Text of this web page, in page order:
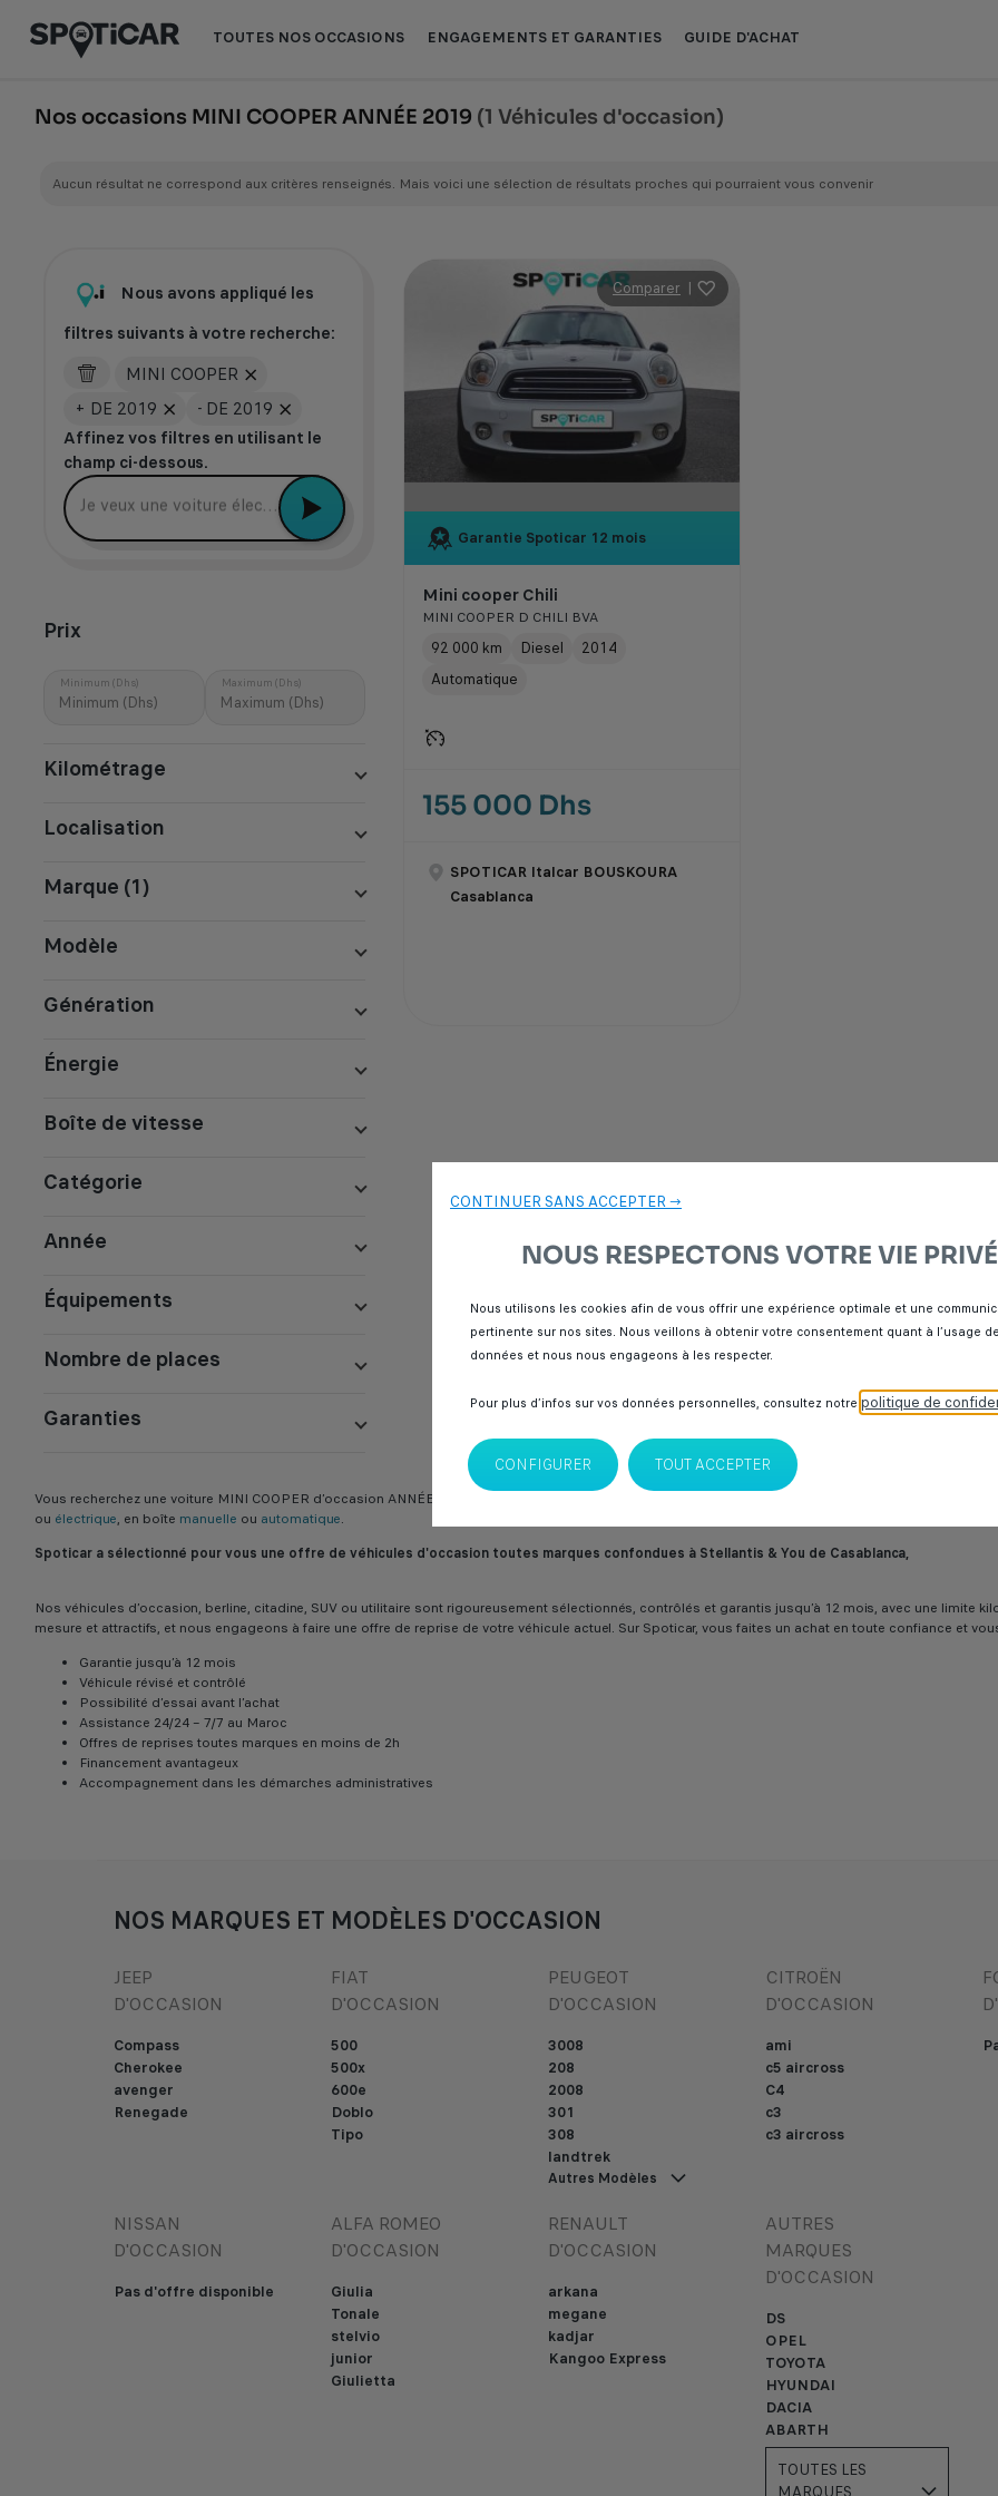
contenu
TOUTES NOS OCCASIONS ENGAGEMENTS ET GARANTIES GUIDE D'ACHAT
Nos occasions MINI COOPER ANNÉE 2019 (1 Véhicules d'occasion)
Aucun résultat ne correspond aux critères renseignés. Mais voici une sélection de résultats proches qui pourraient vous convenir
Nous avons appliqué les
filtres suivants à votre recherche:
MINI COOPER
+ DE 2019
- DE 2019
Affinez vos filtres en utilisant le
champ ci-dessous.
Je veux une voiture électrique récente
Prix
Minimum (Dhs) Maximum (Dhs)
Kilométrage
Localisation
Marque (1)
Modèle
Génération
Énergie
Boîte de vitesse
Catégorie
Année
Équipements
Nombre de places
Garanties
Comparer |
Garantie Spoticar 12 mois
Mini cooper Chili
MINI COOPER D CHILI BVA
92 000 km Diesel
2014
Automatique
155 000 Dhs
SPOTICAR Italcar BOUSKOURA
Casablanca
Vous recherchez une voiture MINI COOPER d’occasion ANNÉE 2019? Découvrez sur Spoticar notre sélection de
ou électrique, en boîte manuelle ou automatique.
Spoticar a sélectionné pour vous une offre de véhicules d'occasion toutes marques confondues à Stellantis & You de Casablanca,
Nos véhicules d’occasion, berline, citadine, SUV ou utilitaire sont rigoureusement sélectionnés, contrôlés et garantis jusqu’à 12 mois, avec une limite
mesure et attractifs, et nous engageons à faire une offre de reprise de votre véhicule actuel. Sur Spoticar, vous faites un achat en toute confiance et
Garantie jusqu’à 12 mois
Véhicule révisé et contrôlé
Possibilité d’essai avant l’achat
Assistance 24/24 – 7/7 au Maroc
Offres de reprises toutes marques en moins de 2h
Financement avantageux
Accompagnement dans les démarches administratives
NOS MARQUES ET MODÈLES D'OCCASION
JEEP
D'OCCASION
Compass
Cherokee
avenger
Renegade
FIAT
D'OCCASION
500
500x
600e
Doblo
Tipo
PEUGEOT
D'OCCASION
3008
208
2008
301
308
landtrek
Autres Modèles
CITROËN
D'OCCASION
ami
c5 aircross
C4
c3
c3 aircross
NISSAN
D'OCCASION
Pas d'offre disponible
ALFA ROMEO
D'OCCASION
Giulia
Tonale
stelvio
junior
Giulietta
RENAULT
D'OCCASION
arkana
megane
kadjar
Kangoo Express
AUTRES
MARQUES
D'OCCASION
DS
OPEL
TOYOTA
HYUNDAI
DACIA
ABARTH
TOUTES LES
CONTINUER SANS ACCEPTER →
NOUS RESPECTONS VOTRE VIE
Nous utilisons les cookies afin de vous offrir une expérience optimale et une
pertinente sur nos sites. Nous veillons à obtenir votre consentement quant à l’usage
données et nous nous engageons à les respecter.
Pour plus d’infos sur vos données personnelles, consultez notre politique de
CONFIGURER TOUT ACCEPTER